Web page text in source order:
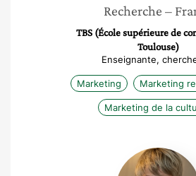
Recherche –
TBS (École supérieure de
Toulouse)
Enseignante,
Marketing Marketing
Marketing de la